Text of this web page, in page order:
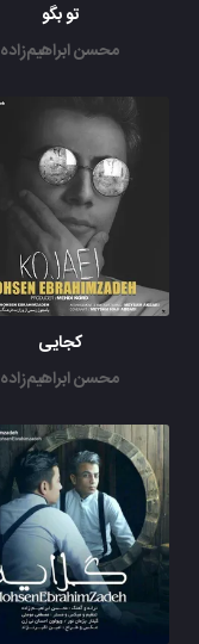
تو بگو
محسن ابراهیم‌زاده
کجایی
محسن ابراهیم‌زاده